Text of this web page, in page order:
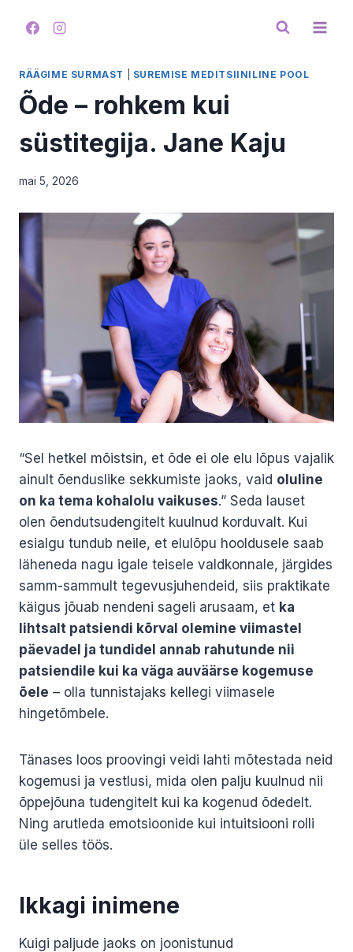
RÄÄGIME SURMAST SUREMISE MEDITSIINILINE POOL
Õde – rohkem kui
süstitegija. Jane Kaju
mai 5, 2026
“Sel hetkel mõistsin, et õde ei ole elu lõpus vajalik
ainult õenduslike sekkumiste jaoks, vaid oluline
on ka tema kohalolu vaikuses.” Seda lauset
olen õendutsudengitelt kuulnud korduvalt. Kui
esialgu tundub neile, et elulõpu hooldusele saab
läheneda nagu igale teisele valdkonnale, järgides
samm-sammult tegevusjuhendeid, siis praktikate
käigus jõuab nendeni sageli arusaam, et ka
lihtsalt patsiendi kõrval olemine viimastel
päevadel ja tundidel annab rahutunde nii
patsiendile kui ka väga auväärse kogemuse
õele – olla tunnistajaks kellegi viimasele
hingetõmbele.
Tänases loos proovingi veidi lahti mõtestada neid
kogemusi ja vestlusi, mida olen palju kuulnud nii
õppejõuna tudengitelt kui ka kogenud õdedelt.
Ning arutleda emotsioonide kui intuitsiooni rolli
üle selles töös.
Ikkagi inimene
Kuigi paljude jaoks on joonistunud